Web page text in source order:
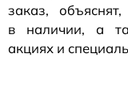
заказ,
в наличии, а
акциях и